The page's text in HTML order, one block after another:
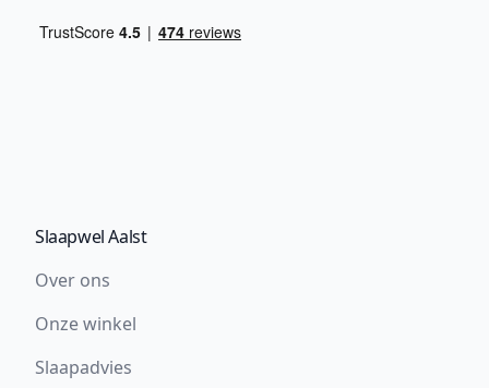
Slaapwel Aalst
Over ons
Onze winkel
Slaapadvies